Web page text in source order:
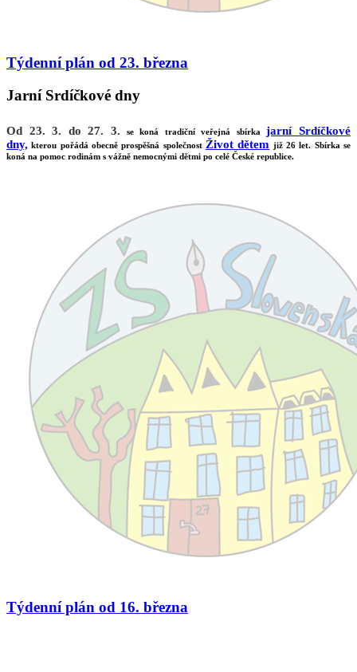
Týdenní plán od 23. března
Jarní Srdíčkové dny
Od 23. 3. do 27. 3. se koná tradiční veřejná sbírkajarní Srdíčkové
dny, kterou pořádá obecně prospěšná společnost Život dětem již 26 let. Sbírka se
koná na pomoc rodinám s vážně nemocnými dětmi po celé České republice.
Týdenní plán od 16. března